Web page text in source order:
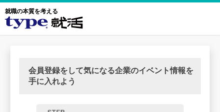
就職の本質を考える
会員登録をして気になる企業のイベント情報を
手に入れよう